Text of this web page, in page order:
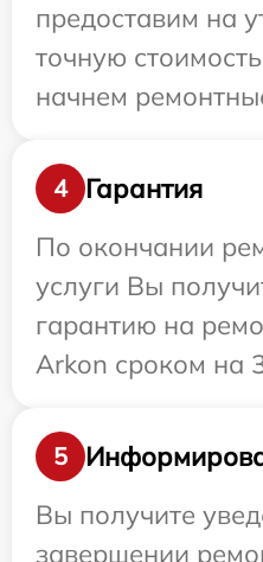
предоставим на
точную
начнем
4
Гарантия
По окончании
услуги Вы
гарантию на
Arkon сроком на
5
Вы получите
завершении